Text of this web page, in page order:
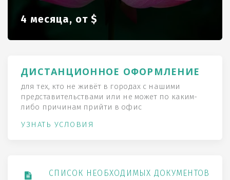
4 месяца, от $
ДИСТАНЦИОННОЕ ОФОРМЛЕНИЕ
для тех, кто не живёт в городах с нашими
представительствами или не может по каким-
либо причинам прийти в офис
УЗНАТЬ УСЛОВИЯ
СПИСОК НЕОБХОДИМЫХ ДОКУМЕНТОВ